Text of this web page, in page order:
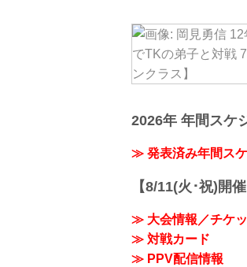
2026年 年間スケ
≫ 発表済み年間ス
【8/11(火･祝)開
≫ 大会情報／チケ
≫ 対戦カード
≫ PPV配信情報